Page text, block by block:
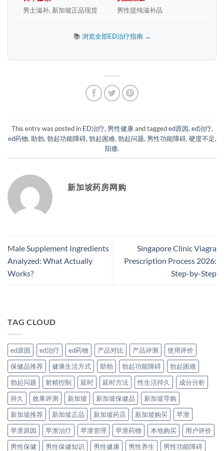
男士滋补, 新加坡正品现货 男性提纯滋补品
📚 浏览全部ED治疗指南 →
This entry was posted in ED治疗, 男性健康and taggeded原因, ed治疗,
ed药物, 助勃, 勃起功能障碍, 勃起困难, 勃起问题, 男性功能障碍, 硬度不足,
阳痿.
新加坡药房网购
Male Supplement Ingredients
Analyzed: What Actually
Works?
Singapore Clinic Viagra
Prescription Process 2026:
Step-by-Step
TAG CLOUD
ed原因 ed治疗 ed药物 产品对比 产品评测
使用评价
保健品推荐
健康生活方式 助勃 勃起功能障碍
勃起困难
勃起问题
射精控制 延时 延时方法 性生活持久
成分分析
持久
效果评测 新加坡 新加坡保健品
新加坡导购
新加坡推荐
新加坡正品 新加坡药店 新加坡购买
早泄
早泄原因
早泄治疗 早泄管理 早泄药物 本地购买
用户评价
男性保健
男性保健知识 男性健康 男性养生
男性功能障碍